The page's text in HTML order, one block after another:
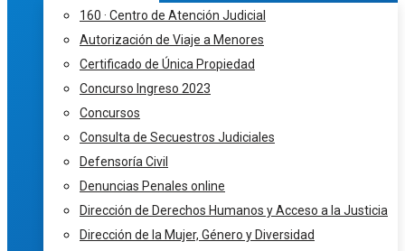
160 · Centro de Atención Judicial
Autorización de Viaje a Menores
Certificado de Única Propiedad
Concurso Ingreso 2023
Concursos
Consulta de Secuestros Judiciales
Defensoría Civil
Denuncias Penales online
Dirección de Derechos Humanos y Acceso a la Justicia
Dirección de la Mujer, Género y Diversidad